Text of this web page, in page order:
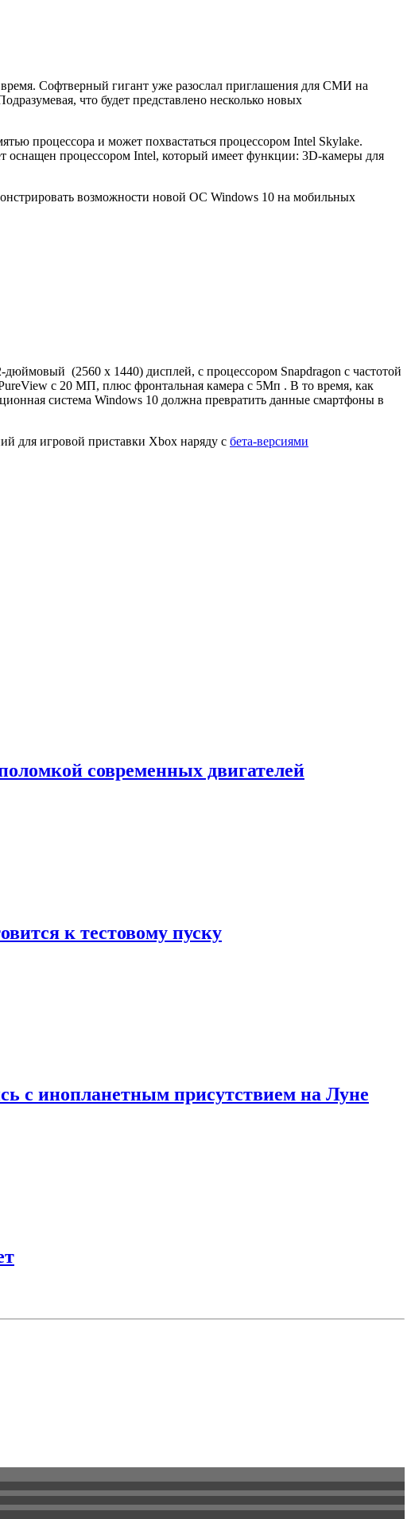
Софтверный гигант уже разослал приглашения для СМИ на
что будет представлено несколько новых
процессора и может похвастаться процессором Intel Skylake.
оснащен процессором Intel, который имеет функции: 3D-камеры для
возможности новой ОС Windows 10 на мобильных
(2560 х 1440) дисплей, с процессором Snapdragon с частотой
с 20 МП, плюс фронтальная камера с 5Мп . В то время, как
система Windows 10 должна превратить данные смартфоны в
для игровой приставки Xbox наряду с бета-версиями
современных двигателей
к тестовому пуску
с инопланетным присутствием на Луне